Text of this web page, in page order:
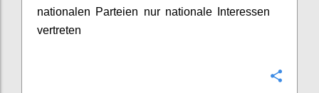
nationalen Parteien nur nationale Interessen
vertreten